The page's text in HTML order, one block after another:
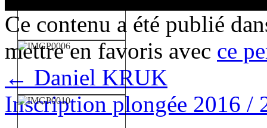
Ce contenu a été publié
mettre en favoris avec ce
← Daniel KRUK
Inscription plongée 2016 /